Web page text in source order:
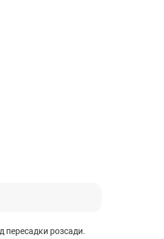
пересадки розсади.